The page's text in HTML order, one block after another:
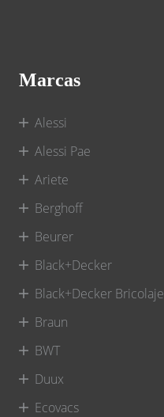
Marcas
Alessi
Alessi Pae
Ariete
Berghoff
Beurer
Black+Decker
Black+Decker Bricolaje
Braun
BWT
Duux
Ecovacs